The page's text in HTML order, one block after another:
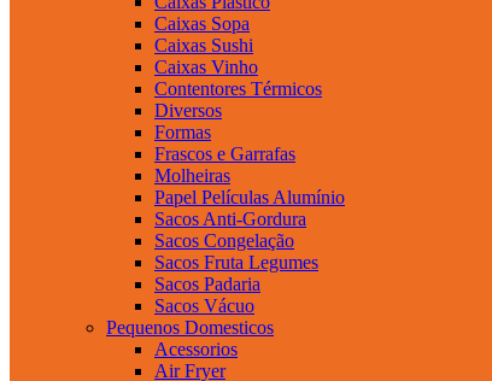
Caixas Sopa
Caixas Sushi
Caixas Vinho
Contentores Térmicos
Diversos
Formas
Frascos e Garrafas
Molheiras
Papel Películas Alumínio
Sacos Anti-Gordura
Sacos Congelação
Sacos Fruta Legumes
Sacos Padaria
Sacos Vácuo
Pequenos Domesticos
Acessorios
Air Fryer